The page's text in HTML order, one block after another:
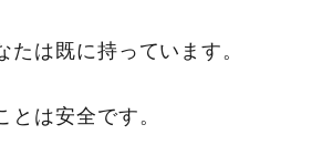
は既に持っています。
は安全です。